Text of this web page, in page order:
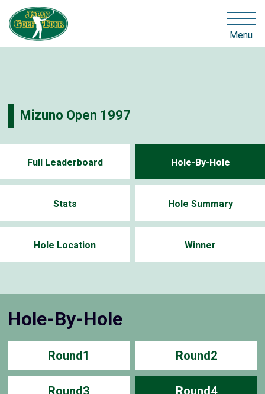
Menu
Mizuno Open 1997
Full Leaderboard Hole-By-Hole
Stats Hole Summary
Hole Location Winner
Hole-By-Hole
Round1 Round2